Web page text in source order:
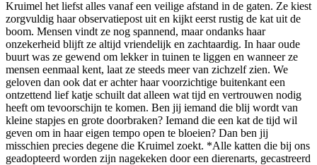
Kruimel het liefst alles vanaf een veilige afstand in de gaten. Ze kiest
zorgvuldig haar observatiepost uit en kijkt eerst rustig de kat uit de
boom. Mensen vindt ze nog spannend, maar ondanks haar
onzekerheid blijft ze altijd vriendelijk en zachtaardig. In haar oude
buurt was ze gewend om lekker in tuinen te liggen en wanneer ze
mensen eenmaal kent, laat ze steeds meer van zichzelf zien. We
geloven dan ook dat er achter haar voorzichtige buitenkant een
ontzettend lief katje schuilt dat alleen wat tijd en vertrouwen nodig
heeft om tevoorschijn te komen. Ben jij iemand die blij wordt van
kleine stapjes en grote doorbraken? Iemand die een kat de tijd wil
geven om in haar eigen tempo open te bloeien? Dan ben jij
misschien precies degene die Kruimel zoekt. *Alle katten die bij ons
geadopteerd worden zijn nagekeken door een dierenarts, gecastreerd